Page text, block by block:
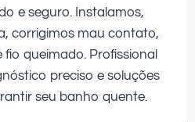
e seguro. Instalamos,
corrigimos mau contato,
queimado. Profissional
preciso e soluções
seu banho quente.